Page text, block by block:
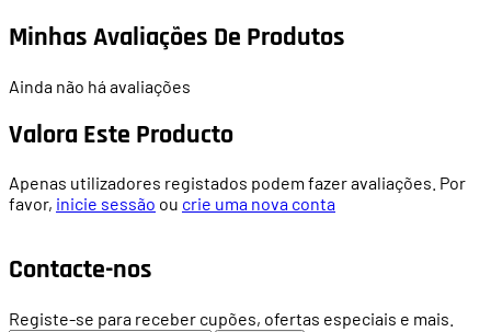
Minhas Avaliações De Produtos
Ainda não há avaliações
Valora Este Producto
Apenas utilizadores registados podem fazer avaliações. Por
favor, inicie sessão ou crie uma nova conta
Contacte-nos
Registe-se para receber cupões, ofertas especiais e mais.